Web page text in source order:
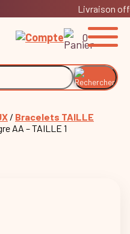
Livraison
0
/ Bracelets TAILLE
AA – TAILLE 1